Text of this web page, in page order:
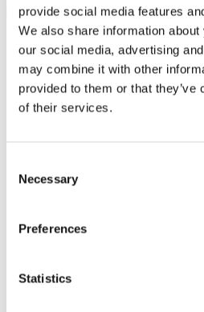
provide social media features
We also share information
our social media, advertising
may combine it with other
provided to them or that
of their services.
Selection
Necessary
Preferences
Statistics
esemény